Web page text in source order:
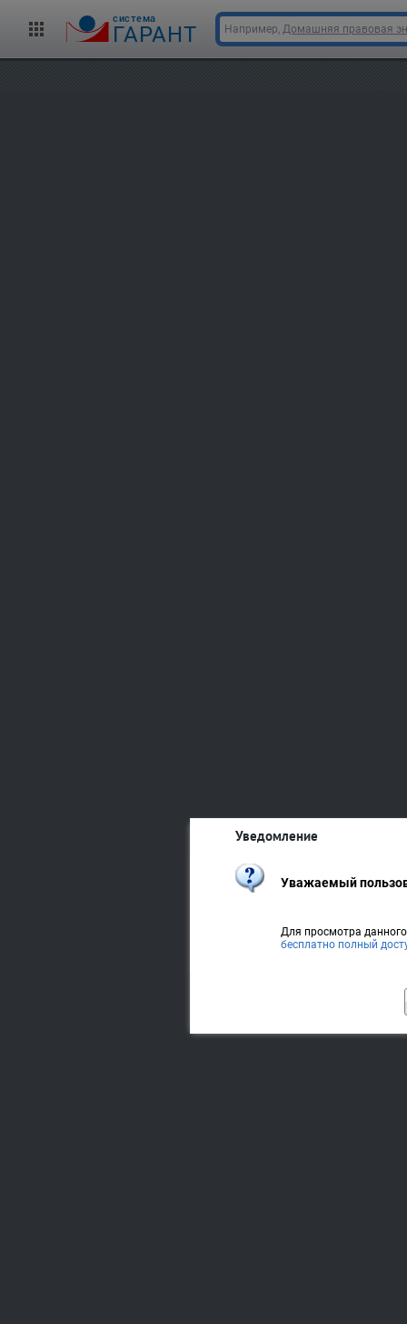
cистема
ГАРАНТ Например, Домашняя правовая
Уведомление
Уважаемый
Для просмотра
бесплатно полный